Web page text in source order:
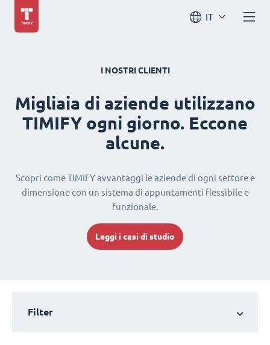
IT
I NOSTRI CLIENTI
Migliaia di aziende utilizzano
TIMIFY ogni giorno. Eccone
alcune.
Scopri come TIMIFY avvantaggi le aziende di ogni settore e
dimensione con un sistema di appuntamenti flessibile e
funzionale.
Leggi i casi di studio
Filter